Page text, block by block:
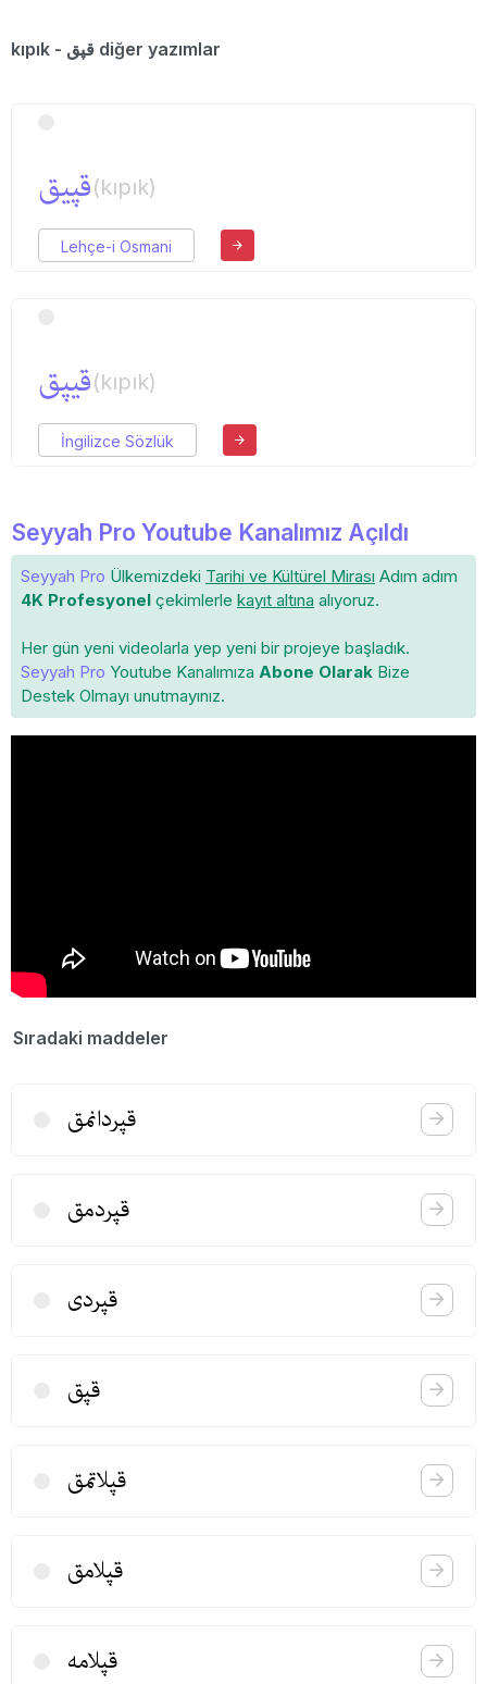
kıpık - قپق diğer yazımlar
قپیق(kıpık)
Lehçe-i Osmani
قیپق(kıpık)
İngilizce Sözlük
Seyyah Pro Youtube Kanalımız Açıldı
Seyyah Pro Ülkemizdeki Tarihi ve Kültürel Mirası Adım adım
4K Profesyonel çekimlerle kayıt altına alıyoruz.
Her gün yeni videolarla yep yeni bir projeye başladık.
Seyyah Pro Youtube Kanalımıza Abone Olarak Bize
Destek Olmayı unutmayınız.
Sıradaki maddeler
قپردانمق
قپردمق
قپردی
قپق
قپلاتمق
قپلامق
قپلامه